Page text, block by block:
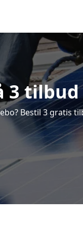
3
Bestil 3 gratis